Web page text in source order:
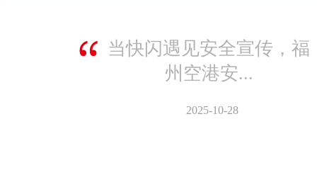
当快闪遇见安全宣传，福
州空港安...
2025-10-28